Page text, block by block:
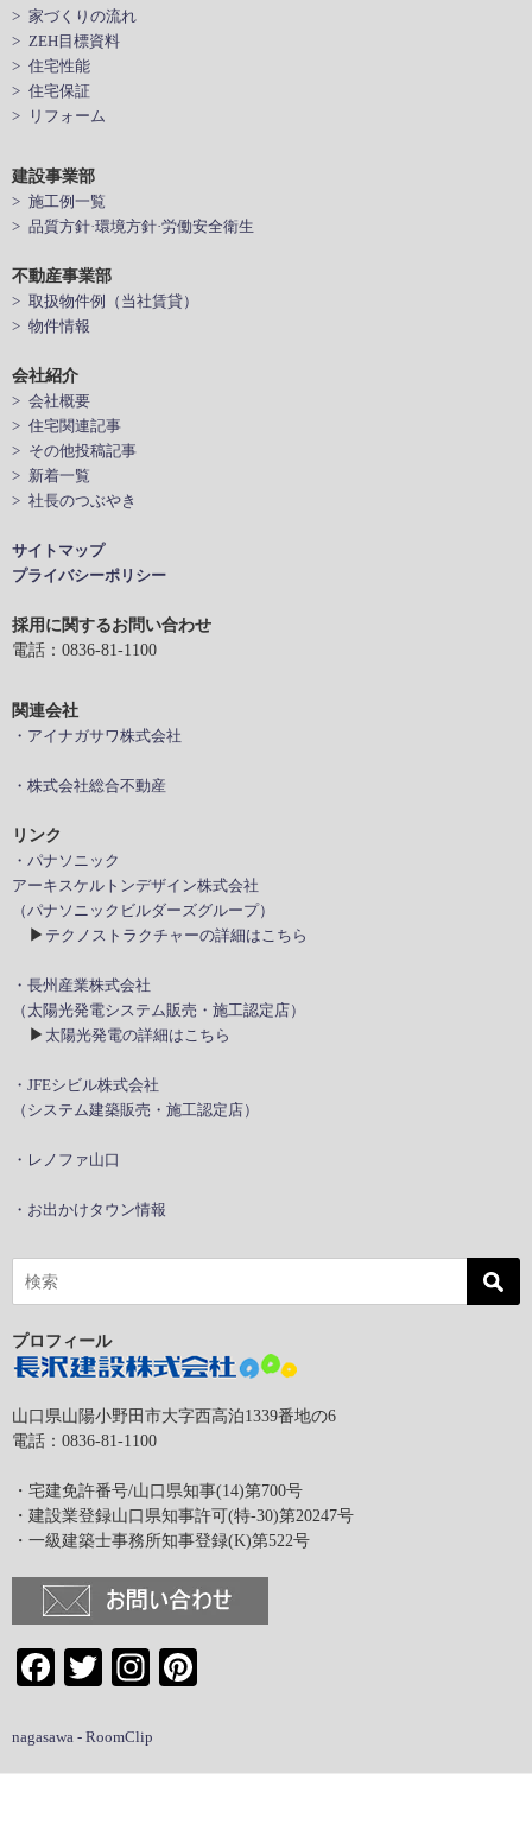
> 家づくりの流れ
> ZEH目標資料
> 住宅性能
> 住宅保証
> リフォーム
建設事業部
> 施工例一覧
> 品質方針·環境方針·労働安全衛生
不動産事業部
> 取扱物件例（当社賃貸）
> 物件情報
会社紹介
> 会社概要
> 住宅関連記事
> その他投稿記事
> 新着一覧
> 社長のつぶやき
サイトマップ
プライバシーポリシー
採用に関するお問い合わせ
電話：0836-81-1100
関連会社
・アイナガサワ株式会社
・株式会社総合不動産
リンク
・パナソニック
アーキスケルトンデザイン株式会社
（パナソニックビルダーズグループ）
▶ テクノストラクチャーの詳細はこちら
・長州産業株式会社
（太陽光発電システム販売・施工認定店）
▶ 太陽光発電の詳細はこちら
・JFEシビル株式会社
（システム建築販売・施工認定店）
・レノファ山口
・お出かけタウン情報
プロフィール
山口県山陽小野田市大字西高泊1339番地の6
電話：0836-81-1100
・宅建免許番号/山口県知事(14)第700号
・建設業登録山口県知事許可(特-30)第20247号
・一級建築士事務所知事登録(K)第522号
FacebookTwitter Instagram
nagasawa - RoomClip